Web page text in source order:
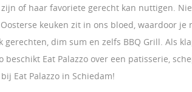
of haar favoriete gerecht kan nuttigen.
keuken zit in ons bloed, waardoor
gerechten, dim sum en zelfs BBQ Grill. Als
Eat Palazzo over een patisserie,
Eat Palazzo in Schiedam!